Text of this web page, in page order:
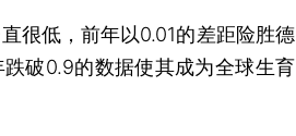
低，前年以0.01的差距险胜德
破0.9的数据使其成为全球生育